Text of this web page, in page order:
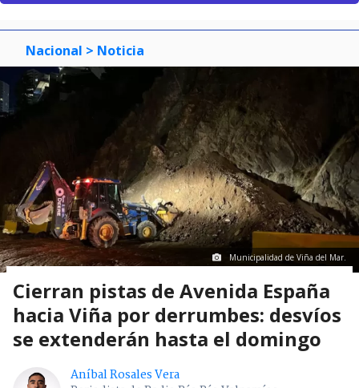
Nacional > Noticia
Municipalidad de Viña del Mar.
Cierran pistas de Avenida España
hacia Viña por derrumbes: desvíos
se extenderán hasta el domingo
Aníbal Rosales Vera